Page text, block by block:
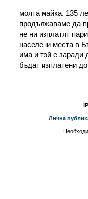
моята майка. 135
продължаваме да
не ни изплатят
населени места в
има и той е заради
бъдат изплатени
Лична